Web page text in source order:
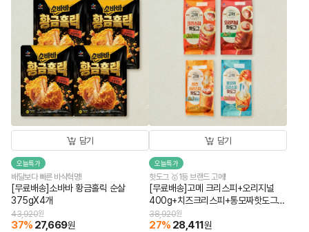
담기
오늘특가
배달보다 빠른 바삭혁명!
[무료배송]소바바 황금홀릭 순살
375gX4개
43,920원
37% 27,669원
담기
오늘특가
핫도그 🥇1등 브랜드 고메!
[무료배송]고메 크리스피+오리지널
400g+치즈크리스피+통모짜핫도그
340g (총 4개)
38,920원
27% 28,411원